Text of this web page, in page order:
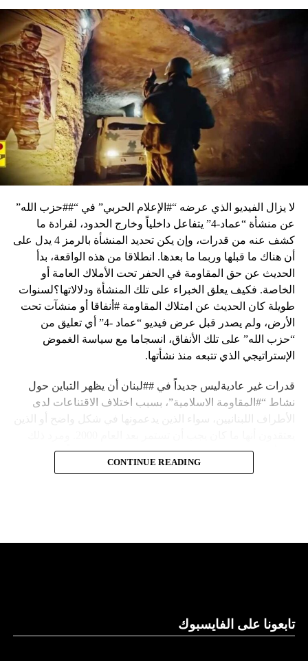
لا يزال الفيديو الذي عرضه “#الإعلام الحربي” في “##حزب الله”
عن منشأة “عماد-4” يتفاعل داخلياً وخارج الحدود، لفرادة ما
كشف عنه من قدرات، وإن يكن تحديد المنشأة بالرمز 4 يدل على
أن هناك ما قبلها وربما ما بعدها. انطلاقا من هذه الواقعة، بدأ
الحديث عن حق المقاومة في الحفر تحت الأملاك العامة أو
الخاصة. فكيف يعلق الخبراء على تلك المنشأة ودلالاتها؟لسنوات
طويلة كان الحديث عن امتلاك المقاومة #أنفاقا أو منشآت تحت
الأرض، ولم يصدر قبل عرض فيديو “عماد -4” أي تعليق من
“حزب الله” على تلك الأنفاق، انسجاما مع سياسة الغموض
الإستراتيجي الذي تتبعه منذ نشأتها.
قدرات غير عاديةليس جديداً في ##لبنان أن يظهر التباين حول
نشاط “#المقاومة الاسلامية”، بسبب اختلاف الاقتناعات لدى
الأطراف اللبنانيين، سواء الذين يدعمونها في شكل واضح أو الذين
إلى أن المقاومة ضد الاحتلال الإسرائيلي لم تكن يوماً محط
إجماع داخلي، وإن كانت القوى اللبنانية المؤمنة بالصراع ضد
النهار
CONTINUE READING
تابعونا على الفايسبوك